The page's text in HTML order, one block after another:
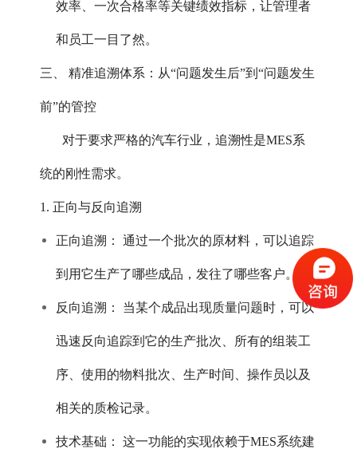
效率、一次合格率等关键绩效指标，让管理者
和员工一目了然。
三、 精准追溯体系：从“问题发生后”到“问题发生
前”的管控
对于要求严格的汽车行业，追溯性是MES系
统的刚性需求。
1. 正向与反向追溯
正向追溯： 通过一个批次的原材料，可以追踪
到用它生产了哪些成品，发往了哪些客户。
反向追溯： 当某个成品出现质量问题时，可以
迅速反向追踪到它的生产批次、所有的组装工
序、使用的物料批次、生产时间、操作员以及
相关的质检记录。
技术基础： 这一功能的实现依赖于MES系统建